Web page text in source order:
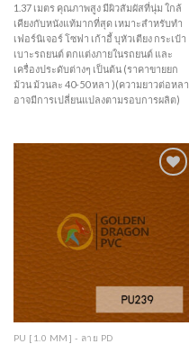
1.37 เมตร คุณภาพสูง มีผิวสัมผัสที่นุ่ม ใกล้
เคียงกับหนังแท้มากที่สุด เหมาะสำหรับทำ
เฟอร์นิเจอร์ โซฟา เก้าอี้ บุหัวเตียง กระเป๋า
เบาะรถยนต์ ตกแต่งภายในรถยนต์ และ
เครื่องประดับต่างๆ เป็นต้น (ราคาขายยก
ม้วน ม้วนละ 40-50 หลา )(ความยาวต่อหลา
อาจมีการเปลี่ยนแปลงตามรอบการผลิต)
Wishlist
PU [1.0 MM] - ลาย PD